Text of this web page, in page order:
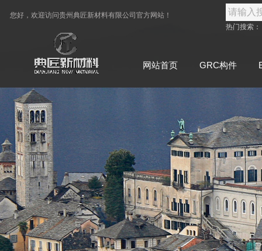
您好，欢迎访问贵州典匠新材料有限公司 官方网站！
热门搜索：
网站首页 GRC构件